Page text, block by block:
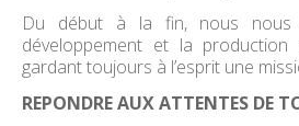
Du début à la fin, nous nous
développement et la
gardant toujours à l’esprit une
REPONDRE AUX ATTENTES DE